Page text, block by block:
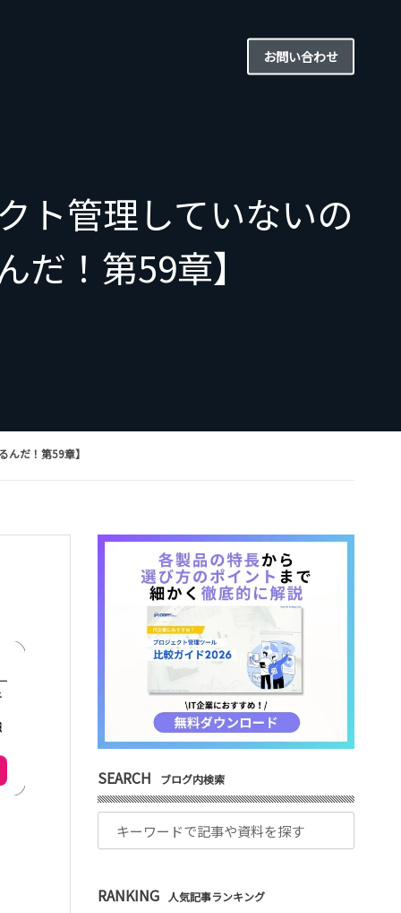
お問い合わせ
ト管理していないの
！第59章】
だ！第59章】
SEARCH ブログ内検索
RANKING 人気記事ランキング